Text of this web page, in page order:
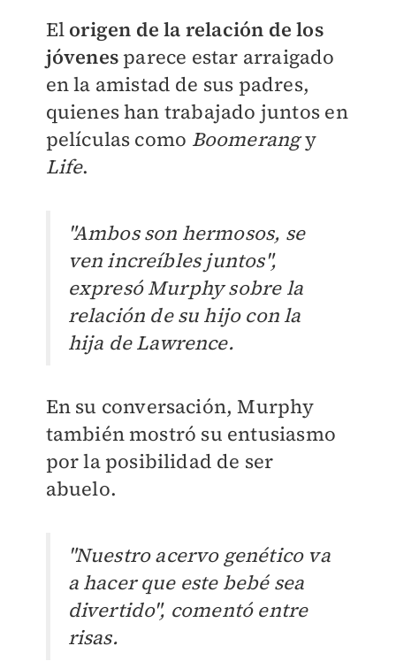
El origen de la relación de los
jóvenesparece estar arraigado
en la amistad de sus padres,
quienes han trabajado juntos en
películas como Boomerangy
Life.
"Ambos son hermosos, se
ven increíbles juntos",
expresó Murphy sobre la
relación de su hijo con la
hija de Lawrence.
En su conversación, Murphy
también mostró su entusiasmo
por la posibilidad de ser
abuelo.
"Nuestro acervo genético va
a hacer que este bebé sea
divertido", comentó entre
risas.